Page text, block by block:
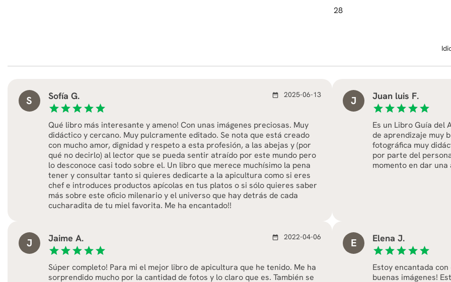
28
S
Sofía G.
starstarstarstarstar
date_range 2025-06-13
Qué libro más interesante y ameno! Con unas imágenes preciosas. Muy
didáctico y cercano. Muy pulcramente editado. Se nota que está creado
con mucho amor, dignidad y respeto a esta profesión, a las abejas y (por
qué no decirlo) al lector que se pueda sentir atraído por este mundo pero
lo desconoce casi todo sobre el. Un libro que merece muchísimo la pena
tener y consultar tanto si quieres dedicarte a la apicultura como si eres
chef e introduces productos apícolas en tus platos o si sólo quieres saber
más sobre este oficio milenario y el universo que hay detrás de cada
cucharadita de tu miel favorita. Me ha encantado!!
J
Juan luis F.
starstarstarstarstar
Es un Libro Guía del
de aprendizaje muy
fotográfica muy
por parte del
momento en dar
J
Jaime A.
starstarstarstarstar
date_range 2022-04-06
Súper completo! Para mi el mejor libro de apicultura que he tenido. Me ha
sorprendido mucho por la cantidad de fotos y lo claro que es. También se
E
Elena J.
starstarstarstarstar
Estoy encantada
buenas imágenes!